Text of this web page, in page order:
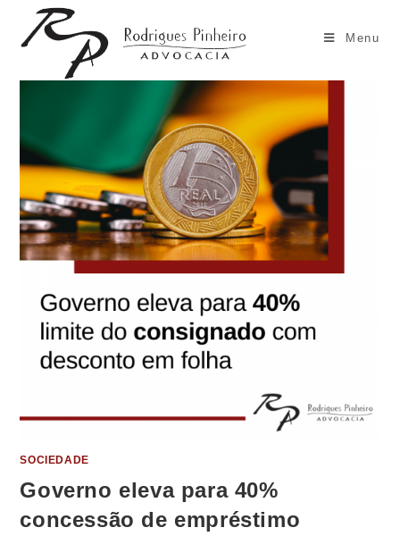
Menu
SOCIEDADE
Governo eleva para 40%
concessão de empréstimo